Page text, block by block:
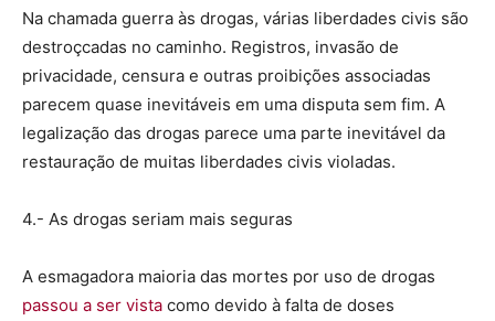
Na chamada guerra às drogas, várias liberdades civis são
destroçcadas no caminho. Registros, invasão de
privacidade, censura e outras proibições associadas
parecem quase inevitáveis ​​em uma disputa sem fim. A
legalização das drogas parece uma parte inevitável da
restauração de muitas liberdades civis violadas.
4.- As drogas seriam mais seguras
A esmagadora maioria das mortes por uso de drogas
passou a ser vista como devido à falta de doses